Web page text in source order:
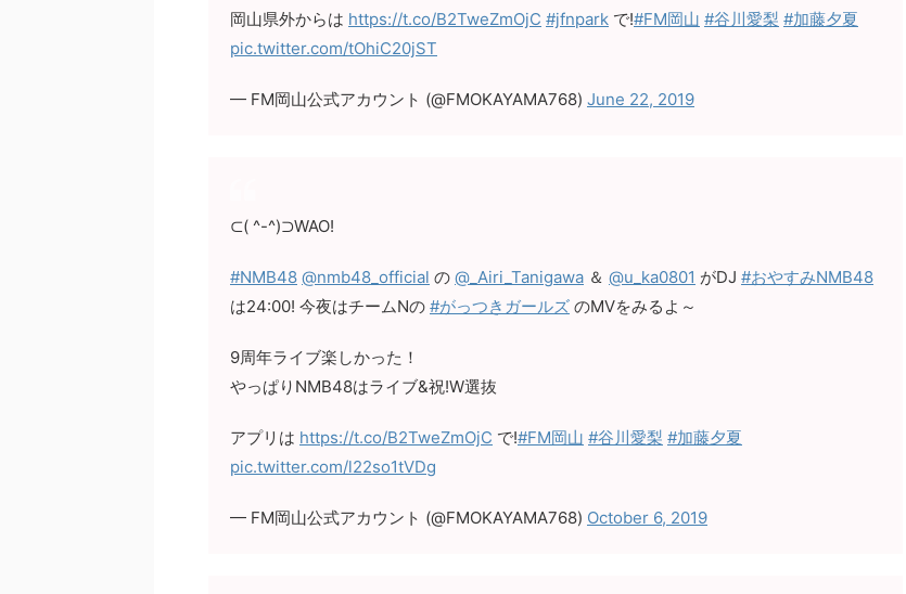
岡山県外からは https://t.co/B2TweZmOjC #jfnpark で!#FM岡山 #谷川愛梨 #加藤夕夏
pic.twitter.com/tOhiC20jST
— FM岡山公式アカウント (@FMOKAYAMA768) June 22, 2019
⊂( ^-^)⊃WAO!
#NMB48 @nmb48_official の @_Airi_Tanigawa ＆ @u_ka0801 がDJ #おやすみNMB48
は24:00! 今夜はチームNの #がっつきガールズ のMVをみるよ～
9周年ライブ楽しかった！
やっぱりNMB48はライブ&祝!W選抜
アプリは https://t.co/B2TweZmOjC で!#FM岡山 #谷川愛梨 #加藤夕夏
pic.twitter.com/l22so1tVDg
— FM岡山公式アカウント (@FMOKAYAMA768) October 6, 2019